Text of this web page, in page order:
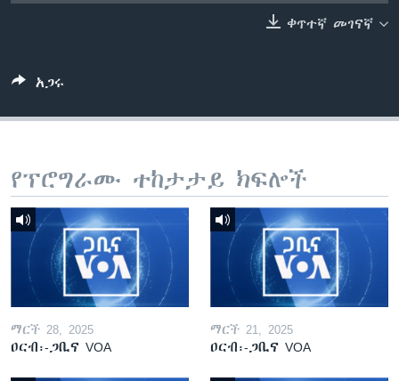
ቀጥተኛ መገናኛ
አጋሩ
የፕሮግራሙ ተከታታይ ክፍሎች
ማርች 28, 2025
ዐርብ፡-ጋቢና VOA
ማርች 21, 2025
ዐርብ፡-ጋቢና VOA